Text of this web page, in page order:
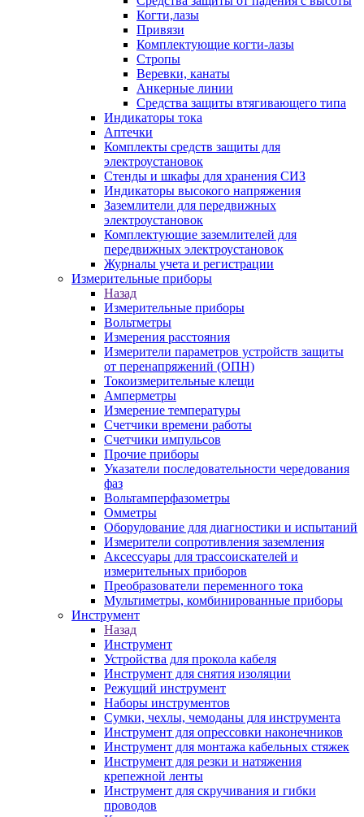
Когти,лазы
Привязи
Комплектующие когти-лазы
Стропы
Веревки, канаты
Анкерные линии
Средства защиты втягивающего типа
Индикаторы тока
Аптечки
Комплекты средств защиты для
электроустановок
Стенды и шкафы для хранения СИЗ
Индикаторы высокого напряжения
Заземлители для передвижных
электроустановок
Комплектующие заземлителей для
передвижных электроустановок
Журналы учета и регистрации
Измерительные приборы
Назад
Измерительные приборы
Вольтметры
Измерения расстояния
Измерители параметров устройств защиты
от перенапряжений (ОПН)
Токоизмерительные клещи
Амперметры
Измерение температуры
Счетчики времени работы
Счетчики импульсов
Прочие приборы
Указатели последовательности чередования
фаз
Вольтамперфазометры
Омметры
Оборудование для диагностики и испытаний
Измерители сопротивления заземления
Аксессуары для трассоискателей и
измерительных приборов
Преобразователи переменного тока
Мультиметры, комбинированные приборы
Инструмент
Назад
Инструмент
Устройства для прокола кабеля
Инструмент для снятия изоляции
Режущий инструмент
Наборы инструментов
Сумки, чехлы, чемоданы для инструмента
Инструмент для опрессовки наконечников
Инструмент для монтажа кабельных стяжек
Инструмент для резки и натяжения
крепежной ленты
Инструмент для скручивания и гибки
проводов